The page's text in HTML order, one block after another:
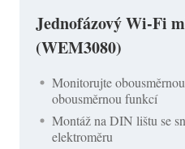
Jednofázový Wi-Fi
(WEM3080)
Monitorujte
obousměrnou funkcí
Montáž na DIN lištu se
elektroměru